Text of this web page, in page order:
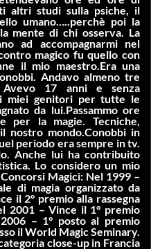
altri studi sulla psiche, il
umano…..perchè poi la
mente di chi osserva. La
ad accompagnarmi nel
magico fu quello con
il mio maestro.Era una
Andavo almeno tre
17 anni e senza
miei genitori per tutte le
da lui.Passammo ore
per la magie. Tecniche,
nostro mondo.Conobbi in
periodo era sempre in tv.
Anche lui ha contribuito
Lo considero un mio
Magici: Nel 1999 –
di magia organizzato da
il 2° premio alla rassegna
2001 – Vince il 1° premio
– 1° posto al premio
il World Magic Seminary.
close-up in Francia